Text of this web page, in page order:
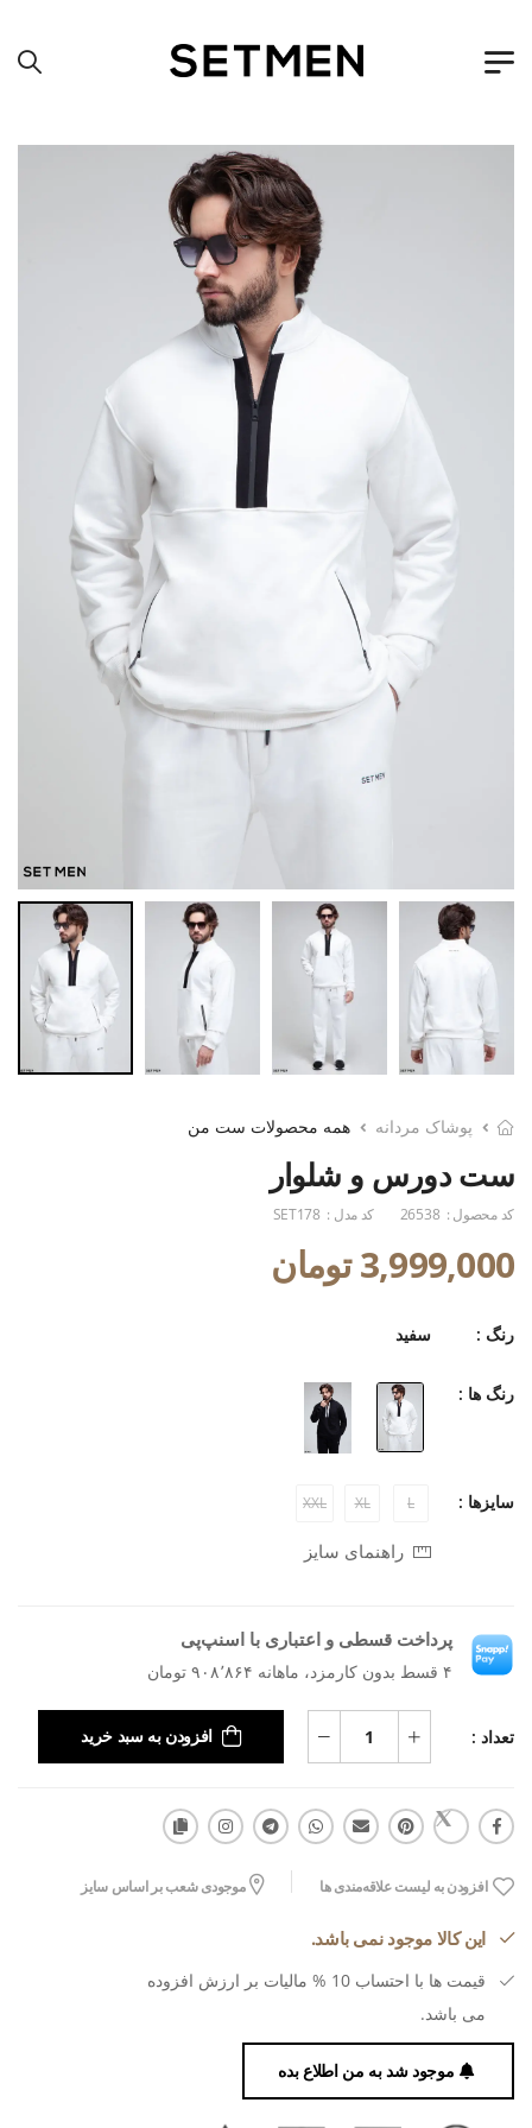
پوشاک مردانه همه محصولات ست من
ست دورس و شلوار
کد محصول : 26538 کد مدل : SET178
3,999,000 تومان
رنگ : سفید
رنگ ها :
سایزها : L
XL
XXL
راهنمای سایز
پرداخت قسطی و اعتباری با اسنپ‌پی
۴ قسط بدون کارمزد، ماهانه ۹۰۸٬۸۶۴ تومان
تعداد : افزودن به سبد خرید
افزودن به لیست علاقه‌مندی ها موجودی شعب بر اساس سایز
این کالا موجود نمی باشد.
قیمت ها با احتساب 10 % مالیات بر ارزش افزوده
می باشد.
موجود شد به من اطلاع بده